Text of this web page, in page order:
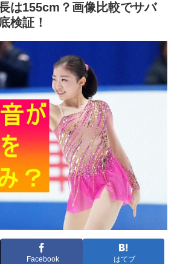
は155cm？画像比較でサバ
検証！
Facebook はてブ